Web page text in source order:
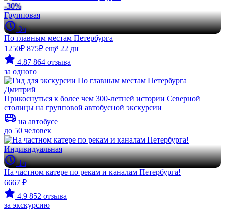
-30%
Групповая
3ч
По главным местам Петербурга
1250₽ 875₽ ещё 22 дн
4.87 864 отзыва
за одного
Дмитрий
Прикоснуться к более чем 300-летней истории Северной
столицы на групповой автобусной экскурсии
на автобусе
до 50 человек
Индивидуальная
1ч
На частном катере по рекам и каналам Петербурга!
6667 ₽
4.9 852 отзыва
за экскурсию